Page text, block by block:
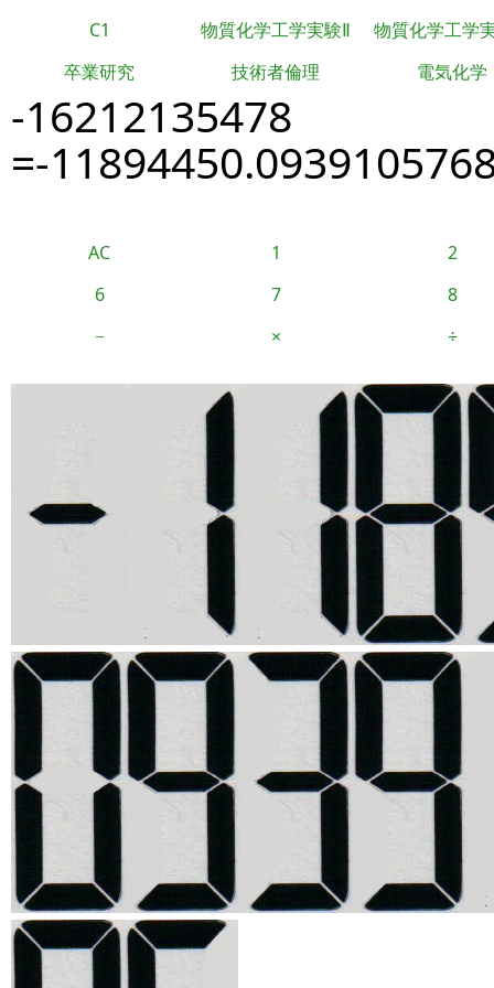
C1 物質化学工学実験Ⅱ
物質化学工学
卒業研究
技術者倫理 電気化学
-16212135478
=-
AC 1
2
6
7
8
−
× ÷